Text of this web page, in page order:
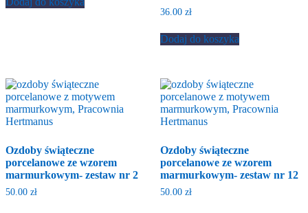
36.00 zł
Dodaj do koszyka
Ozdoby świąteczne
porcelanowe ze wzorem
marmurkowym- zestaw nr 2
50.00 zł
Ozdoby świąteczne
porcelanowe ze wzorem
marmurkowym- zestaw nr 12
50.00 zł